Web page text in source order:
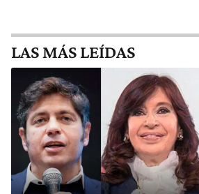
LAS MÁS LEÍDAS